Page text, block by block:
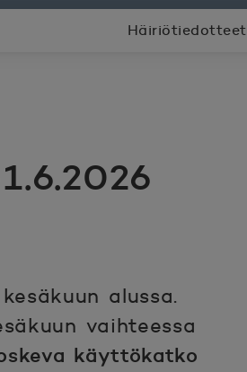
Häiriötiedotteet
alussa.
vaihteessa
käyttökatko